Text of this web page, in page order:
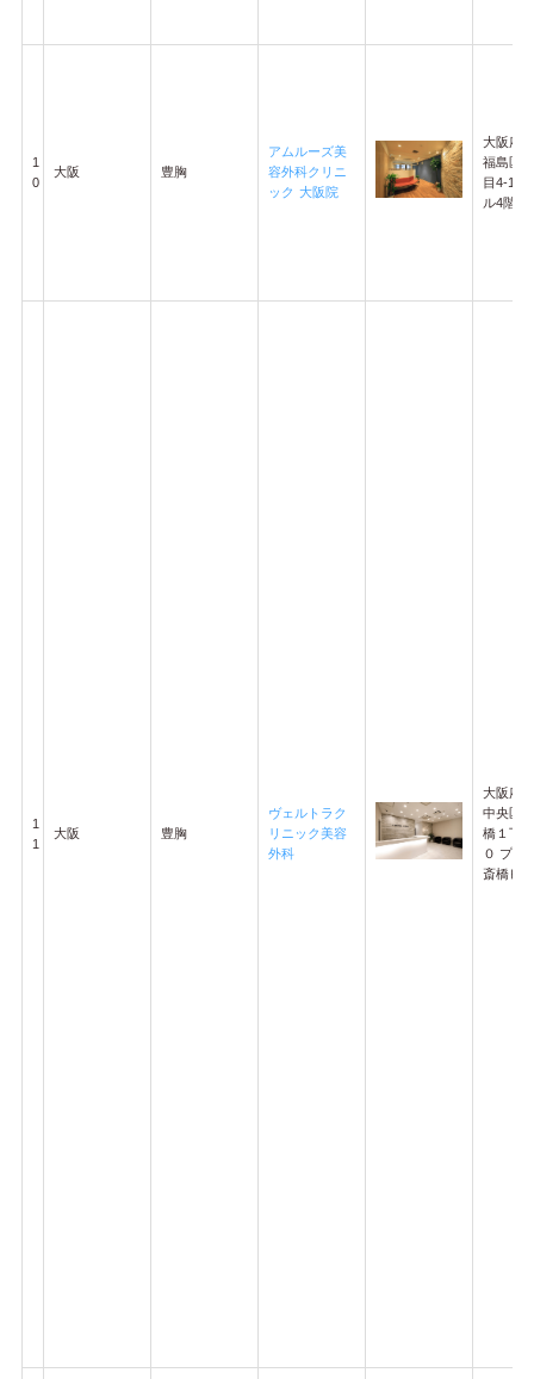
1
0
大阪 豊胸
アムルーズ美
容外科クリニ
ック 大阪院
大阪府
福島区
目4-
ル4階
1
1
大阪 豊胸
ヴェルトラク
リニック美容
外科
大阪府
中央区
橋１丁
０ プレ
斎橋ビ